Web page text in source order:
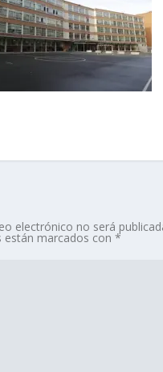
electrónico no será
están marcados con*